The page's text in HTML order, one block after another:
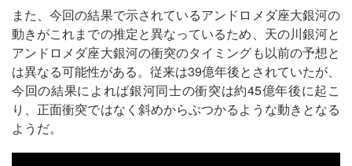
また、今回の結果で示されているアンドロメダ座大銀河の
動きがこれまでの推定と異なっているため、天の川銀河と
アンドロメダ座大銀河の衝突のタイミングも以前の予想と
は異なる可能性がある。従来は39億年後とされていたが、
今回の結果によれば銀河同士の衝突は約45億年後に起こ
り、正面衝突ではなく斜めからぶつかるような動きとなる
ようだ。